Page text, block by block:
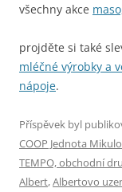
všechny akce
projděte si také
mléčné výrobky a
nápoje.
Příspěvek byl
COOP Jednota
TEMPO, obchodní
Albert,Albertovo